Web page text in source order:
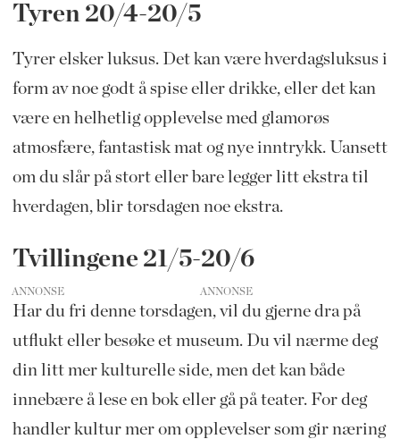
Tyren 20/4-20/5
Tyrer elsker luksus. Det kan være hverdagsluksus i
form av noe godt å spise eller drikke, eller det kan
være en helhetlig opplevelse med glamorøs
atmosfære, fantastisk mat og nye inntrykk. Uansett
om du slår på stort eller bare legger litt ekstra til
hverdagen, blir torsdagen noe ekstra.
Tvillingene 21/5-20/6
ANNONSE
Har du fri denne torsdagen, vil du gjerne dra på
utflukt eller besøke et museum. Du vil nærme deg
din litt mer kulturelle side, men det kan både
innebære å lese en bok eller gå på teater. For deg
handler kultur mer om opplevelser som gir næring